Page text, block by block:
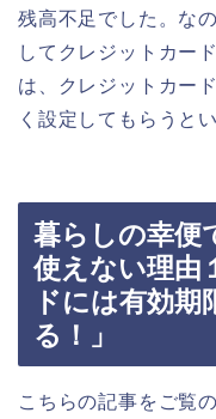
残高不足でした。な
してクレジットカー
は、クレジットカー
く設定してもらうと
暮らしの幸便
使えない理由
ドには有効
る！」
こちらの記事をご覧